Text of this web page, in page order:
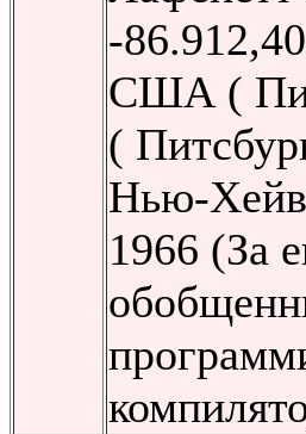
-
США (
(
Нью-
1966 (За